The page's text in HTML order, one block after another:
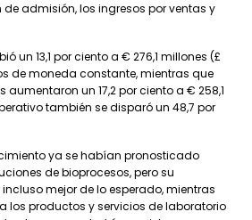
admisión, los ingresos por ventas y
un 13,1 por ciento a € 276,1 millones (£
de moneda constante, mientras que
aumentaron un 17,2 por ciento a € 258,1
también se disparó un 48,7 por
ya se habían pronosticado
de bioprocesos, pero su
mejor de lo esperado, mientras
los productos y servicios de laboratorio